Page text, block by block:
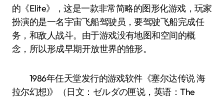
的《Elite》，这是一款非常简略的图形化游戏，玩家
扮演的是一名宇宙飞船驾驶员，要驾驶飞船完成任
务，和敌人战斗。由于游戏没有地图和空间的概
念，所以形成早期开放世界的雏形。
1986年任天堂发行的游戏软件《塞尔达传说 海
拉尔幻想)》（日文：ゼルダの匣说，英语：The